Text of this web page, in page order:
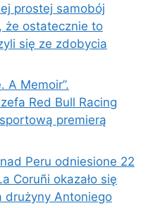
prostej samobój
że ostatecznie to
się ze zdobycia
A Memoir”.
Red Bull Racing
premierą
Peru odniesione 22
Coruñi okazało się
drużyny Antoniego